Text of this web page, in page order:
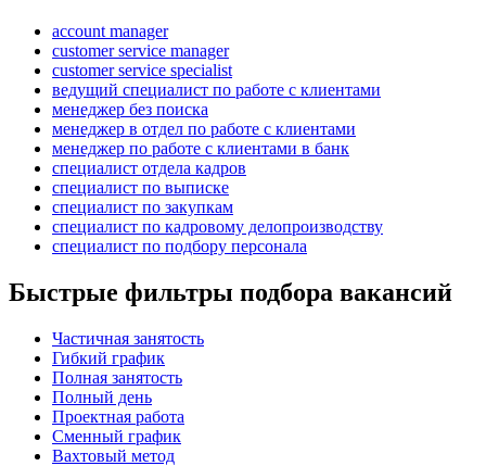
account manager
customer service manager
customer service specialist
ведущий специалист по работе с клиентами
менеджер без поиска
менеджер в отдел по работе с клиентами
менеджер по работе с клиентами в банк
специалист отдела кадров
специалист по выписке
специалист по закупкам
специалист по кадровому делопроизводству
специалист по подбору персонала
Быстрые фильтры подбора вакансий
Частичная занятость
Гибкий график
Полная занятость
Полный день
Проектная работа
Сменный график
Вахтовый метод